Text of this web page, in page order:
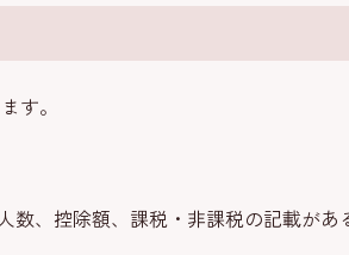
す。
、控除額、課税・非課税の記載があ